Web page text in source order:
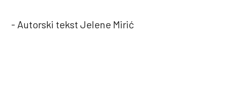
- Autorski tekst Jelene Mirić